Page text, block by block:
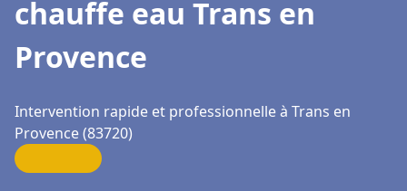
chauffe eau Trans en
Provence
Intervention rapide et professionnelle à Trans en
Provence (83720)